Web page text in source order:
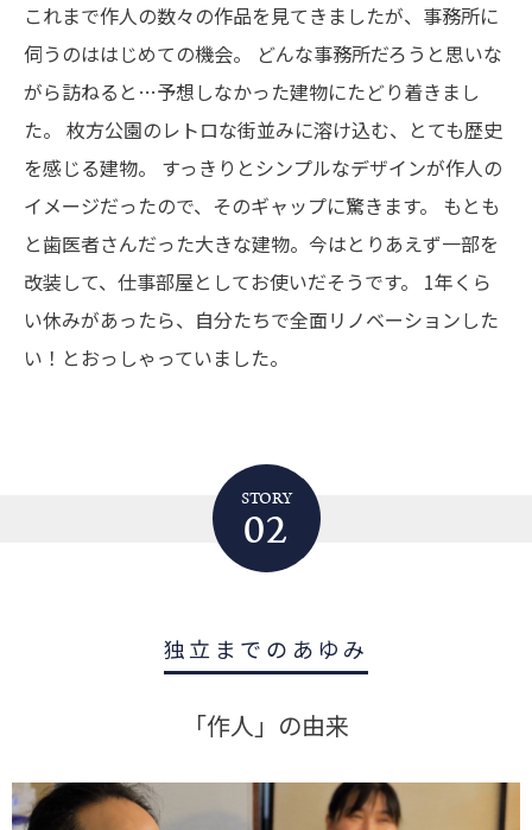
これまで作人の数々の作品を見てきましたが、事務所に
伺うのははじめての機会。
どんな事務所だろうと思いな
がら訪ねると…予想しなかった建物にたどり着きまし
た。 枚方公園のレトロな街並みに溶け込む、とても歴史
を感じる建物。
すっきりとシンプルなデザインが作人の
イメージだったので、そのギャップに驚きます。
もとも
と歯医者さんだった大きな建物。今はとりあえず一部を
改装して、仕事部屋としてお使いだそうです。
1年くら
い休みがあったら、自分たちで全面リノベーションした
い！とおっしゃっていました。
STORY
02
独立までのあゆみ
「作人」の由来